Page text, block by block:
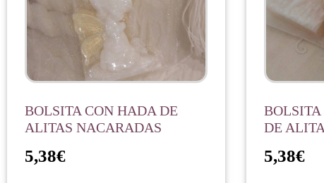
BOLSITA CON HADA DE
ALITAS NACARADAS
5,38€
DE
5,38€